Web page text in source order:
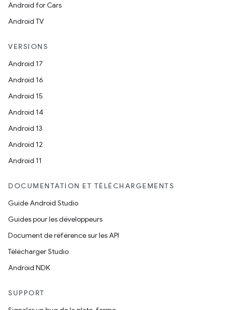
Android for Cars
Android TV
VERSIONS
Android 17
Android 16
Android 15
Android 14
Android 13
Android 12
Android 11
DOCUMENTATION ET TÉLÉCHARGEMENTS
Guide Android Studio
Guides pour les développeurs
Document de référence sur les API
Télécharger Studio
Android NDK
SUPPORT